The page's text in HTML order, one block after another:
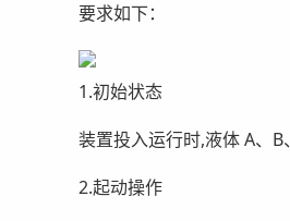
要求如下：
1.初始状态
装置投入运行时,液体 A、B
2.起动操作